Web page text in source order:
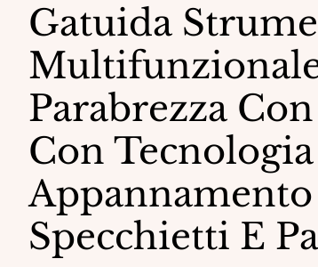
Gatuida
Parabrezza
Con
Specchietti E